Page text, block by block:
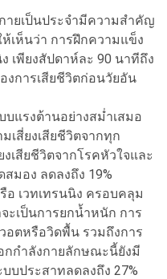
ายเป็นประจำมีความสำคัญ
เห็นว่า การฝึกความแข็ง
เพียงสัปดาห์ละ 90 นาทีถึง
งการเสียชีวิตก่อนวัยอัน
แรงต้านอย่างสม่ำเสมอ
เสี่ยงเสียชีวิตจากทุก
เสียชีวิตจากโรคหัวใจและ
มอง ลดลงถึง 19%
อ เวทเทรนนิง ครอบคลุม
ะเป็นการยกน้ำหนัก การ
อตหรือวิดพื้น รวมถึงการ
กกำลังกายลักษณะนี้ยังมี
บประสาทลดลงถึง 27%